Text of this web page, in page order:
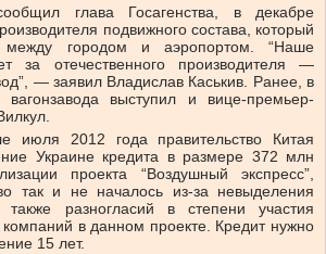
глава Госагенства, в декабре
подвижного состава, который
между городом и аэропортом. “Наше
за отечественного производителя —
— заявил Владислав Каськив. Ранее, в
вагонзавода выступил и вице-премьер-
июля 2012 года правительство Китая
Украине кредита в размере 372 млн
проекта “Воздушный экспресс”,
так и не началось из-за невыделения
разногласий в степени участия
компаний в данном проекте. Кредит нужно
15 лет.